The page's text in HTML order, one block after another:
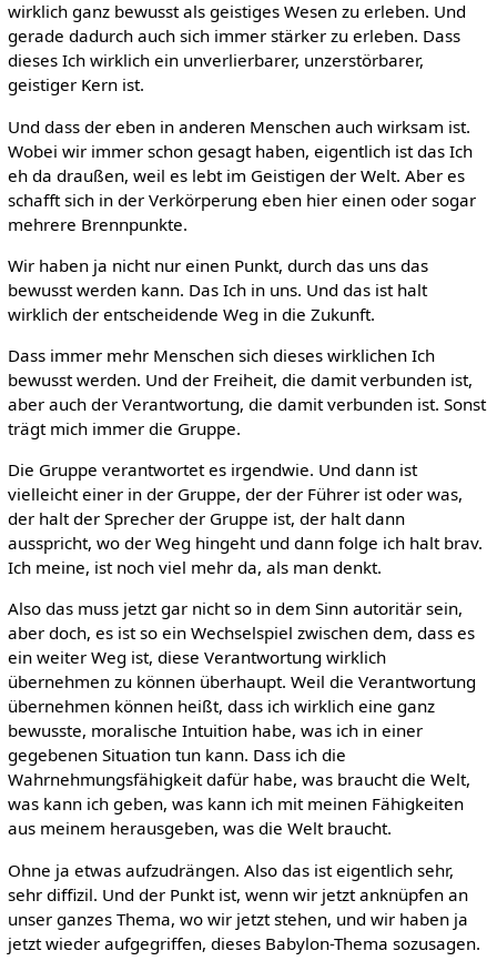
wirklich ganz bewusst als geistiges Wesen zu erleben. Und
gerade dadurch auch sich immer stärker zu erleben. Dass
dieses Ich wirklich ein unverlierbarer, unzerstörbarer,
geistiger Kern ist.
Und dass der eben in anderen Menschen auch wirksam ist.
Wobei wir immer schon gesagt haben, eigentlich ist das Ich
eh da draußen, weil es lebt im Geistigen der Welt. Aber es
schafft sich in der Verkörperung eben hier einen oder sogar
mehrere Brennpunkte.
Wir haben ja nicht nur einen Punkt, durch das uns das
bewusst werden kann. Das Ich in uns. Und das ist halt
wirklich der entscheidende Weg in die Zukunft.
Dass immer mehr Menschen sich dieses wirklichen Ich
bewusst werden. Und der Freiheit, die damit verbunden ist,
aber auch der Verantwortung, die damit verbunden ist. Sonst
trägt mich immer die Gruppe.
Die Gruppe verantwortet es irgendwie. Und dann ist
vielleicht einer in der Gruppe, der der Führer ist oder was,
der halt der Sprecher der Gruppe ist, der halt dann
ausspricht, wo der Weg hingeht und dann folge ich halt brav.
Ich meine, ist noch viel mehr da, als man denkt.
Also das muss jetzt gar nicht so in dem Sinn autoritär sein,
aber doch, es ist so ein Wechselspiel zwischen dem, dass es
ein weiter Weg ist, diese Verantwortung wirklich
übernehmen zu können überhaupt. Weil die Verantwortung
übernehmen können heißt, dass ich wirklich eine ganz
bewusste, moralische Intuition habe, was ich in einer
gegebenen Situation tun kann. Dass ich die
Wahrnehmungsfähigkeit dafür habe, was braucht die Welt,
was kann ich geben, was kann ich mit meinen Fähigkeiten
aus meinem herausgeben, was die Welt braucht.
Ohne ja etwas aufzudrängen. Also das ist eigentlich sehr,
sehr diffizil. Und der Punkt ist, wenn wir jetzt anknüpfen an
unser ganzes Thema, wo wir jetzt stehen, und wir haben ja
jetzt wieder aufgegriffen, dieses Babylon-Thema sozusagen.